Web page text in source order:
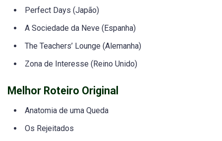
Perfect Days (Japão)
A Sociedade da Neve (Espanha)
The Teachers’ Lounge (Alemanha)
Zona de Interesse (Reino Unido)
Melhor Roteiro Original
Anatomia de uma Queda
Os Rejeitados